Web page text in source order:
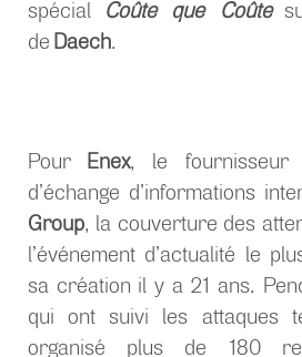
spécial
Coûte que Coûte
de Daech.
Pour Enex, le fournisseur
d’échange d’informations
Group, la couverture des
l’événement d’actualité le
sa création il y a 21 ans.
qui ont suivi les attaques
organisé plus de 180